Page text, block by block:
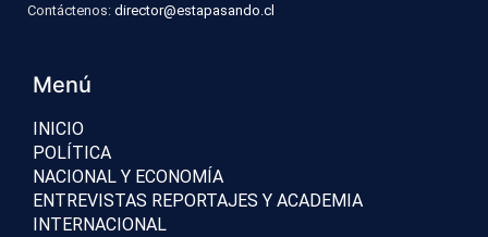
Contáctenos: director@estapasando.cl
Menú
INICIO
POLÍTICA
NACIONAL Y ECONOMÍA
ENTREVISTAS REPORTAJES Y ACADEMIA
INTERNACIONAL